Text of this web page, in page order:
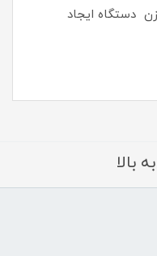
دستگاه ایجاد
بالا